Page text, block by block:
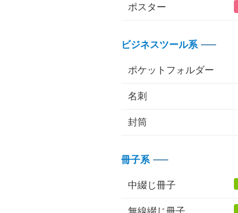
ポスター
ビジネスツール系
ポケットフォルダー
名刺
封筒
冊子系
中綴じ冊子